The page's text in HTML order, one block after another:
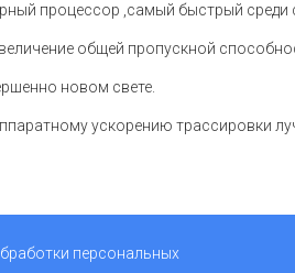
процессор , самый быстрый среди
общей пропускной
новом свете.
ускорению трассировки
персональных